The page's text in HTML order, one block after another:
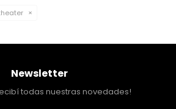
Newsletter
todas nuestras novedades!